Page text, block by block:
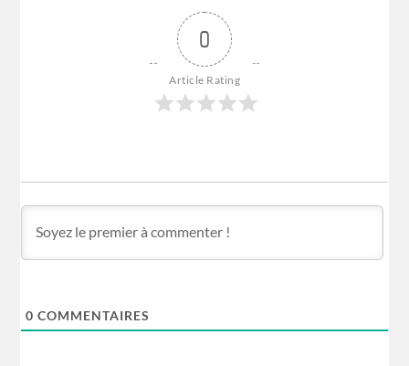
0
Article Rating
0 COMMENTAIRES